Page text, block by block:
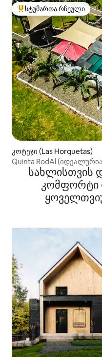
სტუმართა რჩეული
სტუმართა რჩეული
კოტეჯი (Las Horquetas)
Quinta RodAl
მომთაბარეებისთვის)
სახლისთვის
კომფორტი